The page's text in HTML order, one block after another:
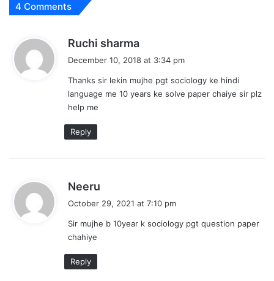
4 Comments
Ruchi sharma
a
s
:
December 10, 2018 at 3:34 pm
Thanks sir lekin mujhe pgt sociology ke hindi
language me 10 years ke solve paper chaiye sir plz
help me
Reply
Neeru
a
s
October 29, 2021 at 7:10 pm
Sir mujhe b 10year k sociology pgt question paper
chahiye
Reply